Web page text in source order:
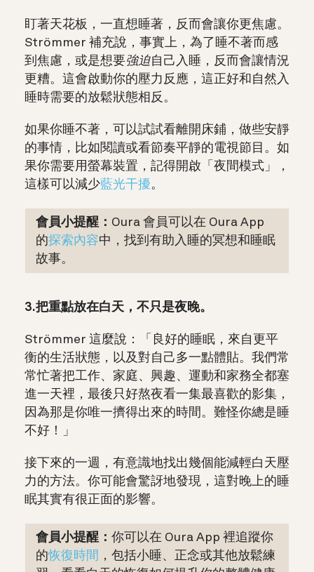
盯著天花板，一直想睡著，反而會讓你更焦慮。
Strömmer 補充說 ，事實上，為了睡不著而感
到焦慮，或是想要強迫自己入睡，反而會讓情況
更糟。這會啟動你的壓力反應，這正好和自然入
睡時需要的放鬆狀態相反。
如果你睡不著，可以試試看離開床鋪，做些安靜
的事情，比如閱讀或看節奏平靜的電視節目。如
果你需要用螢幕裝置，記得開啟「夜間模式」，
這樣可以減少藍光干擾。
會員小提醒： Oura 會員可以在 Oura App
的探索內容中，找到有助入睡的冥想和睡眠
故事。
3.把重點放在白天，不只是夜晚。
Strömmer 這麼說：「良好的睡眠，來自更平
衡的生活狀態，以及對自己多一點體貼。我們常
常忙著把工作、家庭、興趣、運動和家務全都塞
進一天裡，最後只好熬夜看一集最喜歡的影集，
因為那是你唯一擠得出來的時間。難怪你總是睡
不好！」
接下來的一週，有意識地找出幾個能減輕白天壓
力的方法。你可能會驚訝地發現，這對晚上的睡
眠其實有很正面的影響。
會員小提醒： 你可以在 Oura App 裡追蹤你
的恢復時間 ，包括小睡、正念或其他放鬆練